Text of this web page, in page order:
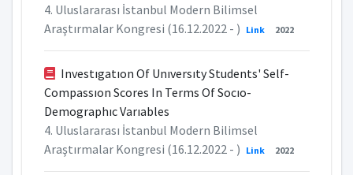
4. Uluslararası İstanbul Modern Bilimsel
Araştırmalar Kongresi (16.12.2022 - ) Link 2022
Investıgatıon Of Unıversıty Students' Self-
Compassıon Scores In Terms Of Socıo-
Demographıc Varıables
4. Uluslararası İstanbul Modern Bilimsel
Araştırmalar Kongresi (16.12.2022 - ) Link 2022